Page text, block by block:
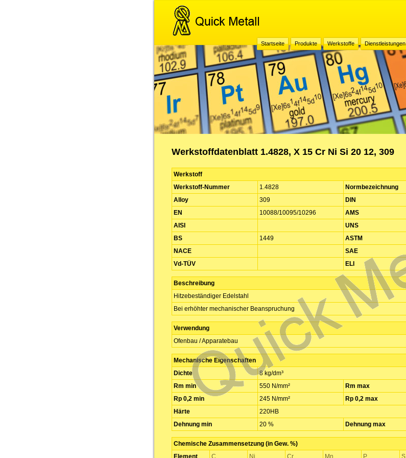
Startseite Produkte Werkstoffe Dienstleistungen
Werkstoffdatenblatt 1.4828, X 15 Cr Ni Si 20 12, 309
Werkstoff
Werkstoff-Nummer
1.4828 Normbezeichnung
Alloy
309 DIN
EN
10088/10095/10296 AMS
AISI
UNS
BS
1449 ASTM
NACE
SAE
Vd-TÜV
ELI
Beschreibung
Hitzebeständiger Edelstahl
Bei erhöhter mechanischer Beanspruchung
Verwendung
Ofenbau / Apparatebau
Mechanische Eigenschaften
Dichte
8 kg/dm³
Rm min
550 N/mm² Rm max
Rp 0,2 min
245 N/mm² Rp 0,2 max
Härte
220HB
Dehnung min
20 % Dehnung max
Chemische Zusammensetzung (in Gew. %)
Element
C Ni Cr Mn P S